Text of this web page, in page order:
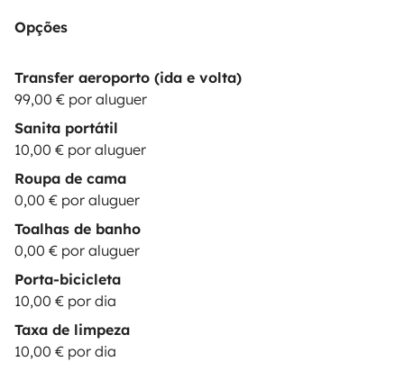
Opções
Transfer aeroporto (ida e volta)
99,00 € por aluguer
Sanita portátil
10,00 € por aluguer
Roupa de cama
0,00 € por aluguer
Toalhas de banho
0,00 € por aluguer
Porta-bicicleta
10,00 € por dia
Taxa de limpeza
10,00 € por dia